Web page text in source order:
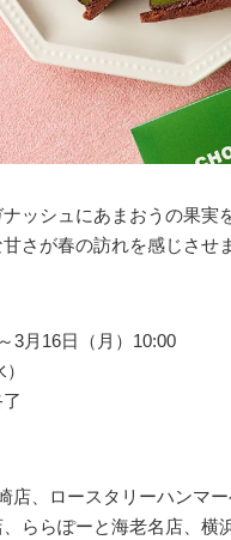
ッシュにあまおうの果実
さが春の訪れを感じさせ
3月16日（月）10:00
店、ロースタリーハンマ
ららぽーと海老名店、横